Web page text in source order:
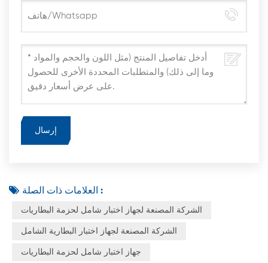
العلامات ذات الصلة :
الشركة المصنعة لجهاز اختبار شامل لحزمة البطاريات
الشركة المصنعة لجهاز اختبار البطارية الشامل
جهاز اختبار شامل لحزمة البطاريات